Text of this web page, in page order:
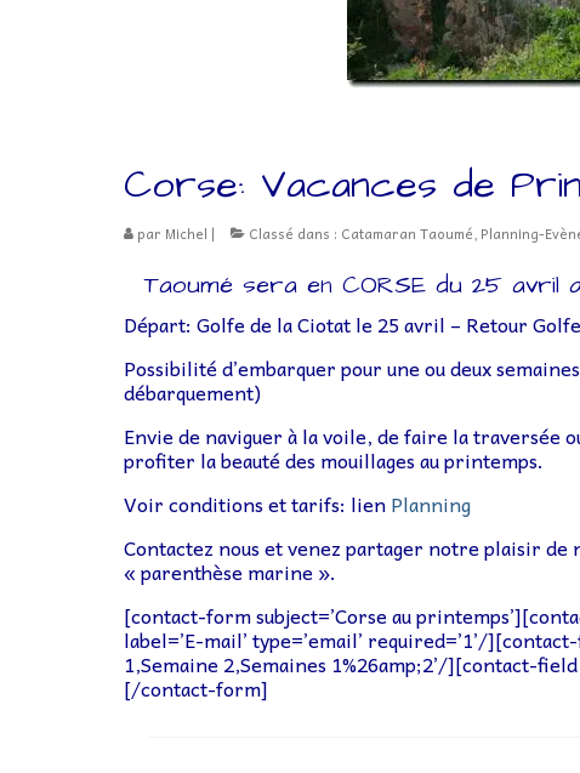
Corse: Vacances de
par Michel | Classé dans : Catamaran Taoumé, Planning-
Taoumé sera en CORSE du 25 avril
Départ: Golfe de la Ciotat le 25 avril – Retour
Possibilité d’embarquer pour une ou deux
débarquement)
Envie de naviguer à la voile, de faire la traversée
profiter la beauté des mouillages au printemps.
Voir conditions et tarifs: lienPlanning
Contactez nous et venez partager notre plaisir de
« parenthèse marine ».
[contact-form subject=’Corse au
label=’E-mail’ type=’email’ required=’1’/
1,Semaine 2,Semaines 1%26amp;2’/][contact-
[/contact-form]